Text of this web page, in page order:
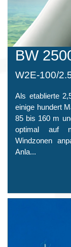
BW
W2E-100/
Als etablierte
einige hundert
85 bis 160 m
optimal auf
Windzonen
Anla...